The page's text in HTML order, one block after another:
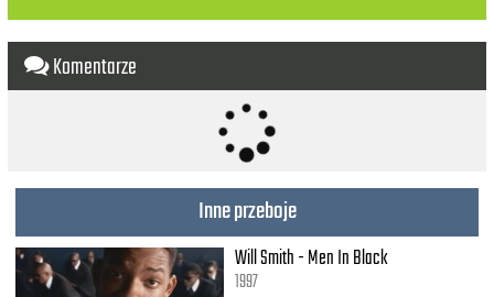
Komentarze
Inne przeboje
Will Smith - Men In Black
1997